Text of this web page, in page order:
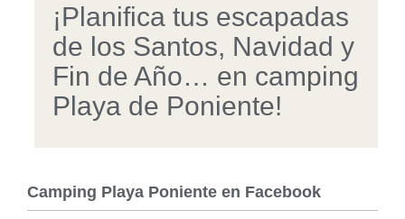
¡Planifica tus escapadas
de los Santos, Navidad y
Fin de Año… en camping
Playa de Poniente!
Camping Playa Poniente en Facebook